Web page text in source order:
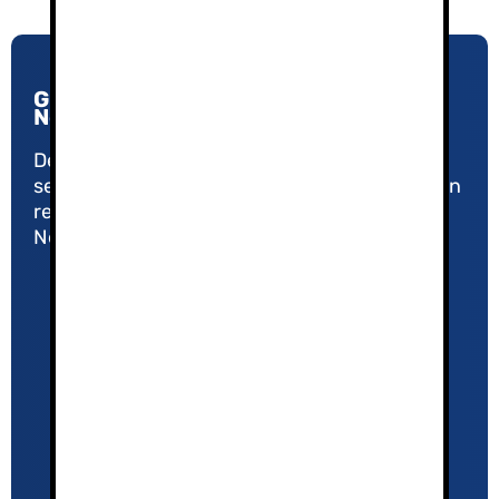
Guías de Montaña y Esquí en Sierra
Nevada
Desde 2005, nuestro compromiso con la
seguridad y la calidad nos ha convertido en un
referente en el Turismo Activo de Sierra
Nevada.